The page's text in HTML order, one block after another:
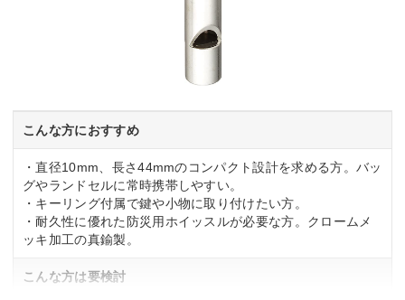
こんな方におすすめ
・直径10mm、長さ44mmのコンパクト設計を求める方。バッ
グやランドセルに常時携帯しやすい。
・キーリング付属で鍵や小物に取り付けたい方。
・耐久性に優れた防災用ホイッスルが必要な方。クロームメ
ッキ加工の真鍮製。
こんな方は要検討